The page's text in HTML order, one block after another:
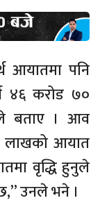
आयातमा पनि
४६ करोड ७०
बताए । आव
लाखको आयात
वृद्धि हुनुले
उनले भने ।